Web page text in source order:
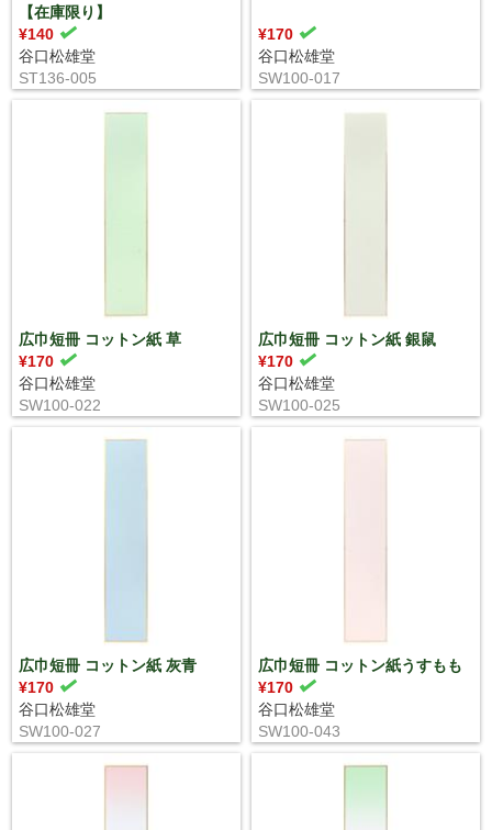
【在庫限り】
¥140
谷口松雄堂
ST136-005
¥170
谷口松雄堂
SW100-017
広巾短冊 コットン紙 草
¥170
谷口松雄堂
SW100-022
広巾短冊 コットン紙 銀鼠
¥170
谷口松雄堂
SW100-025
広巾短冊 コットン紙 灰青
¥170
谷口松雄堂
SW100-027
広巾短冊 コットン紙うすもも
¥170
谷口松雄堂
SW100-043